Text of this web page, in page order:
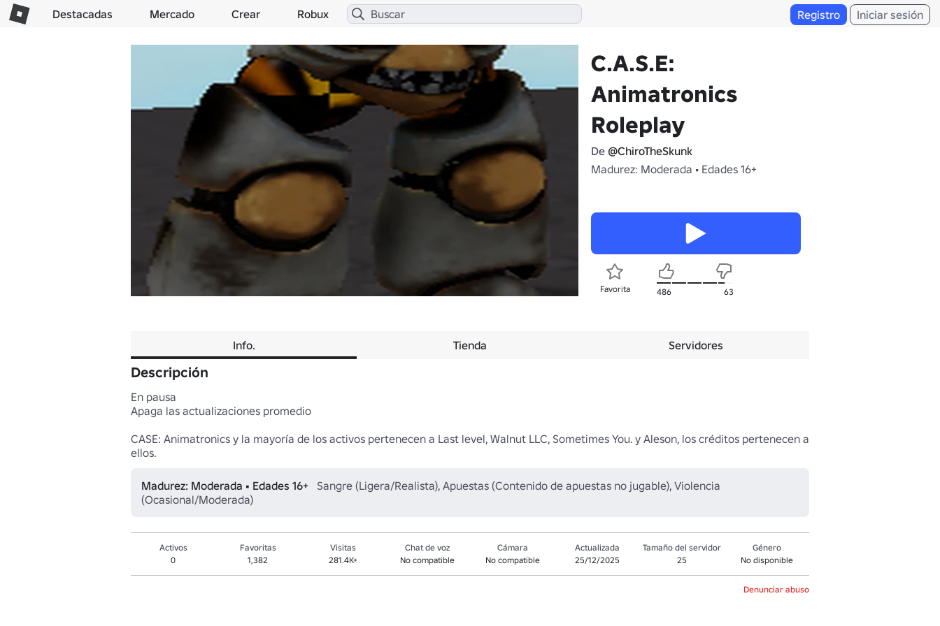
Destacadas Mercado Crear Robux Registro Iniciar sesión
C.A.S.E:
Animatronics
Roleplay
De @ChiroTheSkunk
Madurez: Moderada • Edades 16+
Favorita 486 63
Info. Tienda Servidores
Descripción
En pausa
Apaga las actualizaciones promedio
CASE: Animatronics y la mayoría de los activos pertenecen a Last level, Walnut LLC, Sometimes You. y Aleson, los créditos pertenecen a
ellos.
Madurez: Moderada • Edades 16+ Sangre (Ligera/Realista), Apuestas (Contenido de apuestas no jugable), Violencia
(Ocasional/Moderada)
Activos
0
Favoritas
1,382
Visitas
281.4K+
Chat de voz
No compatible
Cámara
No compatible
Actualizada
25/12/2025
Tamaño del servidor
25
Género
No disponible
Denunciar abuso